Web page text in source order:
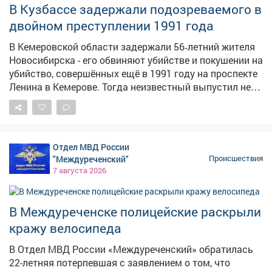
замечания работников авиакомпании, проявлял
агрессию и распивал спиртные напитки прямо в
освидетельствование подтвердило алкогольное
опьянение. В отношении дебошира составили
протокол по ч. 1 ст. 20.1 КоАП РФ "Мелкое
хулиганство" и назначили административный штраф.
В Кузбассе задержали подозреваемого в
двойном преступлении 1991 года
В Кемеровской области задержали 56‑летний жителя
Новосибирска - его обвиняют убийстве и покушении на
убийство, совершённых ещё в 1991 году на проспекте
Ленина в Кемерове. Тогда неизвестный выпустил не
менее двух пуль из огнестрельного оружия в двух
мужчин. Один из пострадавших скончался на месте,
90-е раскрыть преступление не удалось, и уголовное
дело приостановили. Однако силовики продолжали
Ключевым прорывом стал допрос свидетеля,
который раньше уклонялся от развёрнутых
показаний: в итоге он предоставил сведения,
изобличающие подозреваемого. Выяснилось, что
мотивом преступления стали длительные
неприязненные отношения: обвиняемый намеренно
Отдел МВД России
"Междуреченский"
7 августа 2026
Происшествия
В Междуреченске полицейские раскрыли
кражу велосипеда
В Отдел МВД России «Междуреченский» обратилась
22-летняя потерпевшая с заявлением о том, что